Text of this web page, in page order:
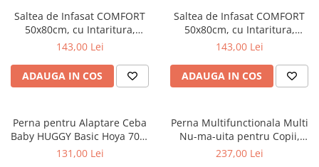
Igiena si ingrijire copii
Jucarii bebelusi
Carusele patut
Centre de activitati
Jucarii de agatat
Jucarii de atasament
Saltea de Infasat COMFORT
50x80cm, cu Intaritura,
Grosime 3cm, Sistem Anti-
727
143,00 Lei
ADAUGA IN COS
Saltea de Infasat COMFORT
50x80cm, cu Intaritura,
Grosime 3cm, Sistem Anti-
728
143,00 Lei
ADAUGA IN COS
Perna pentru Alaptare Ceba
Baby HUGGY Basic Hoya 709-
000-743
131,00 Lei
Perna Multifunctionala Multi
Nu-ma-uita pentru Copii,
Mamici si Tatici, Ceba Baby,
237,00 Lei